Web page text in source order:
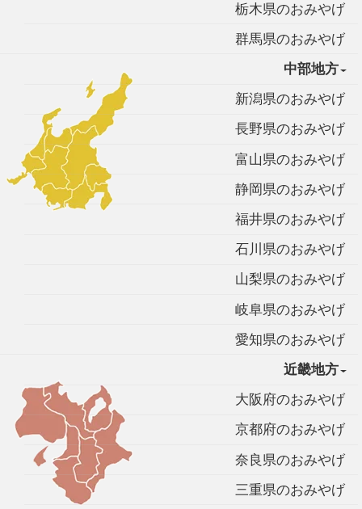
栃木県のおみやげ
群馬県のおみやげ
中部地方
新潟県のおみやげ
長野県のおみやげ
富山県のおみやげ
静岡県のおみやげ
福井県のおみやげ
石川県のおみやげ
山梨県のおみやげ
岐阜県のおみやげ
愛知県のおみやげ
近畿地方
大阪府のおみやげ
京都府のおみやげ
奈良県のおみやげ
三重県のおみやげ